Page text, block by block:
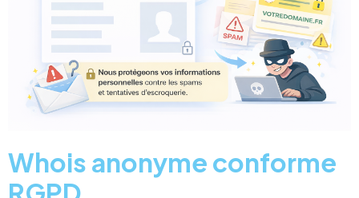
Whois anonyme conforme